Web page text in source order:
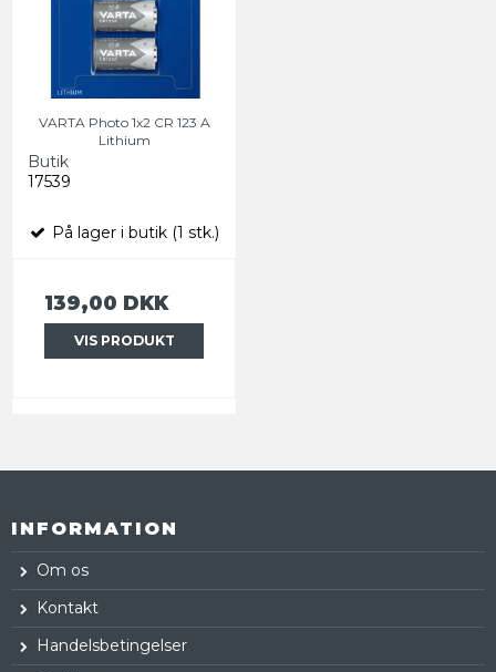
VARTA Photo 1x2 CR 123 A
Lithium
Butik
17539
På lager i butik (1 stk.)
139,00 DKK
VIS PRODUKT
INFORMATION
Om os
Kontakt
Handelsbetingelser